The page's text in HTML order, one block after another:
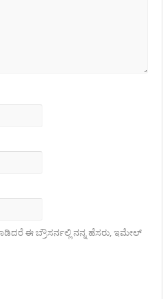
ಈ ಬ್ರೌಸರ್ನಲ್ಲಿ ನನ್ನ ಹೆಸರು, ಇಮೇಲ್